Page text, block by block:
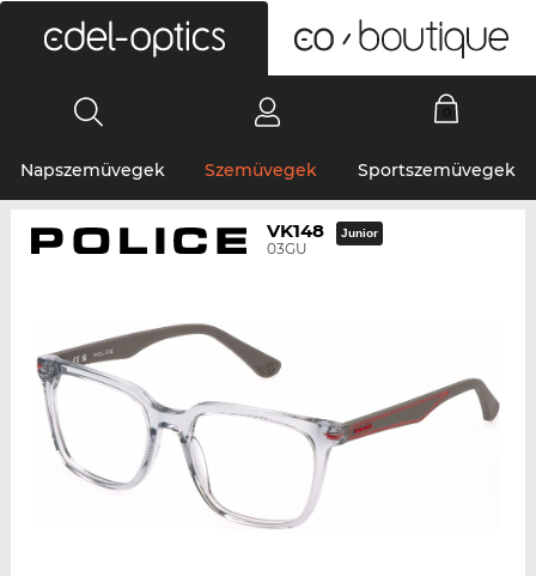
Napszemüvegek Szemüvegek Sportszemüvegek
VK148
03GU
Junior